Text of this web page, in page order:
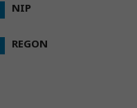
NIP
REGON